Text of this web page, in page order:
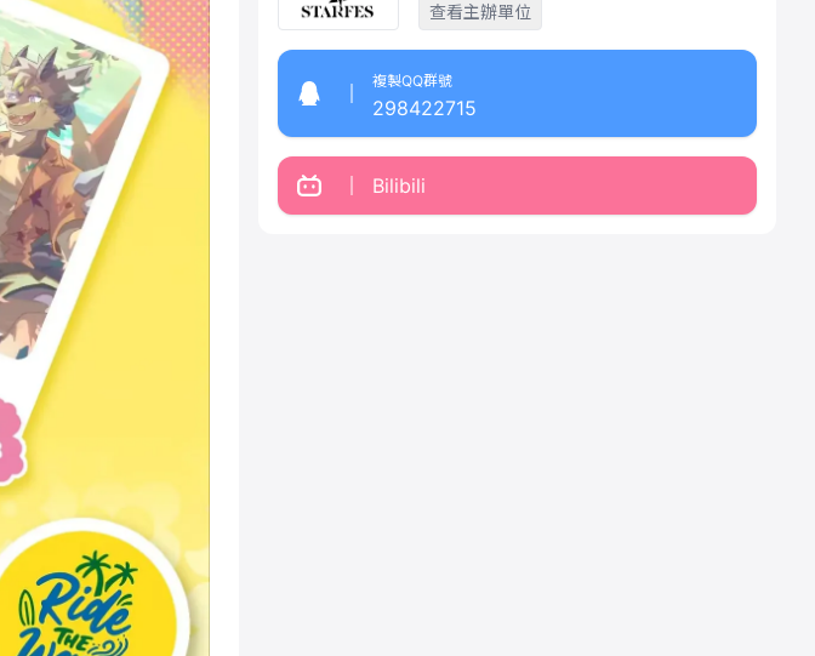
查看主辦單位
複製QQ群號
298422715
Bilibili